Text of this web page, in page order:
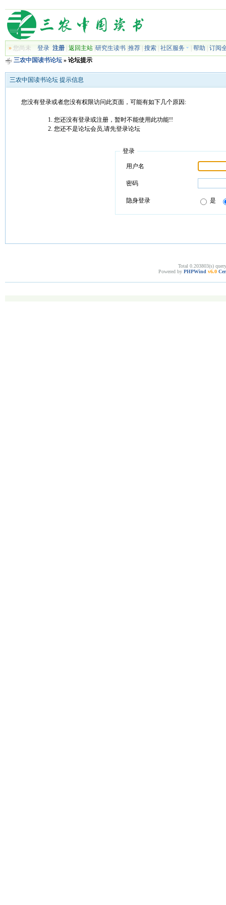
»您尚未 登录 注册| 返回主站| 研究生读书| 推荐| 搜索| 社区服务 帮助
订阅
三农中国读书论坛» 论坛提示
三农中国读书论坛 提示信息
您没有登录或者您没有权限访问此页面，可能有如下几个原因:
您还没有登录或注册，暂时不能使用此功能!!
您还不是论坛会员,请先登录论坛
登录
用户名
密码
隐身登录 是
Total 0.203803(s)
Powered by PHPWind v6.0